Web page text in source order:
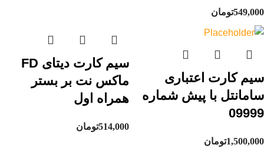
549,000تومان
سیم کارت اعتباری
سامانتل با پیش شماره
09999
1,500,000تومان
سیم کارت دیتای FD
ماکس نت بر بستر
همراه اول
514,000تومان